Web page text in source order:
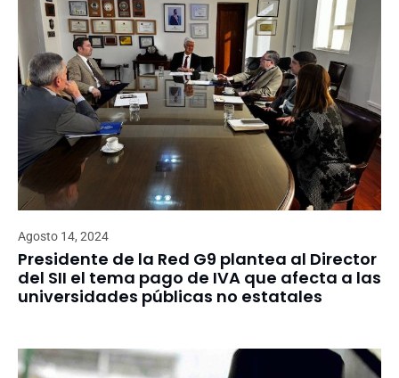
Agosto 14, 2024
Presidente de la Red G9 plantea al Director
del SII el tema pago de IVA que afecta a las
universidades públicas no estatales